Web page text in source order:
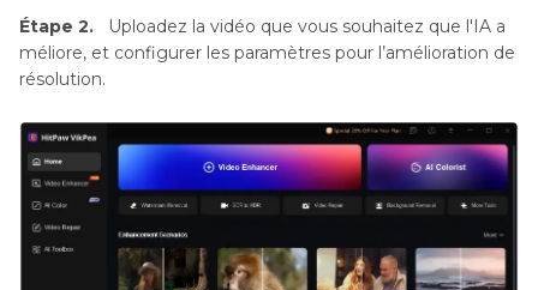
Étape 2.
Uploadez la vidéo que vous souhaitez que l'IA a
méliore, et configurer les paramètres pour l’amélioration de
résolution.